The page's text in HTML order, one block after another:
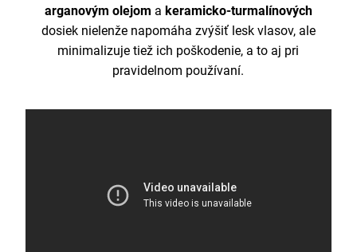
arganovým olejom a keramicko-turmalínových
dosiek nielenže napomáha zvýšiť lesk vlasov, ale
minimalizuje tiež ich poškodenie, a to aj pri
pravidelnom používaní.